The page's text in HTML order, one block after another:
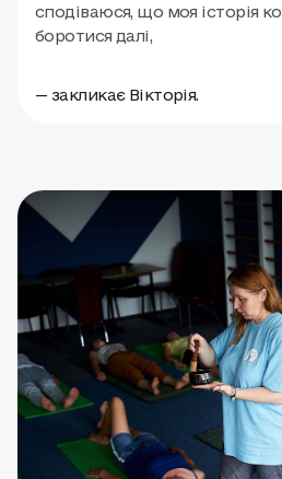
сподіваюся, що моя історія
боротися далі,
— закликає Вікторія.